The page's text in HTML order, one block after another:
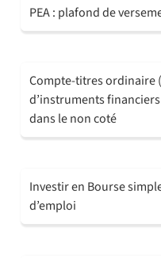
PEA : plafond de
Compte-titres ordinaire
d’instruments
dans le non coté
Investir en Bourse
d’emploi